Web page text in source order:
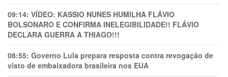
09:14: VÍDEO: KASSIO NUNES HUMlLHA FLÁVIO
BOLSONARO E CONFIRMA INELEGIBILIDADE!! FLÁVIO
DECLARA GUERRA A THIAGO!!!
08:55: Governo Lula prepara resposta contra revogação de
visto de embaixadora brasileira nos EUA